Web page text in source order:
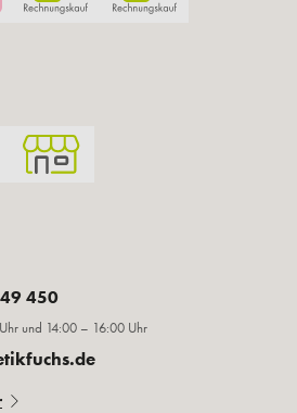
450
und 14:00 – 16:00 Uhr